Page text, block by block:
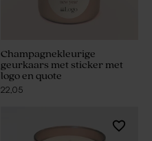
Champagnekleurige
geurkaars met sticker met
logo en quote
22,05